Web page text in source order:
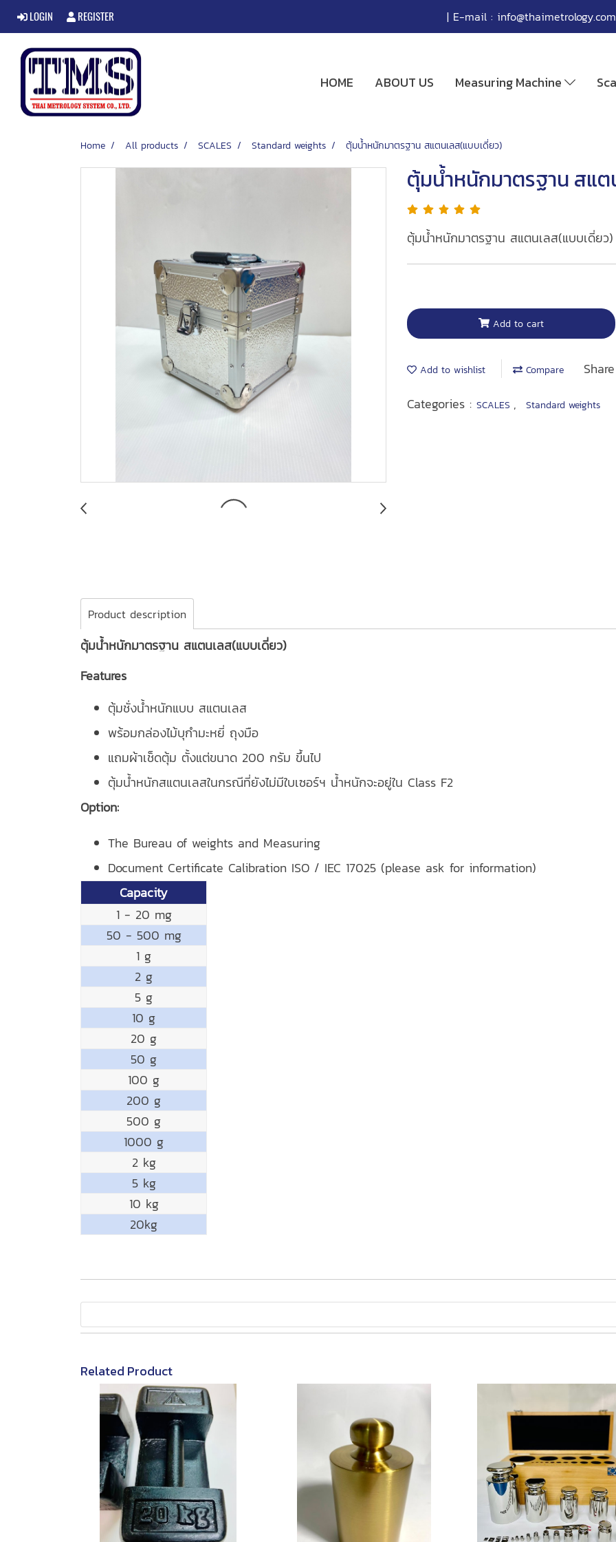
LOGIN REGISTER | E-mail : info@thaimetrology.com
HOME ABOUT US Measuring Machine
Home All products SCALES Standard weights ตุ้มน้ำหนักมาตรฐาน สแตนเลส(แบบเดี่ยว)
ตุ้มน้ำหนักมาตรฐาน สแต
ตุ้มน้ำหนักมาตรฐาน สแตนเลส(แบบเดี่ยว)
Add to cart
Add to wishlist Compare
Share
Categories : SCALES , Standard weights
Product description
ตุ้มน้ำหนักมาตรฐาน สแตนเลส(แบบเดี่ยว)
Features
ตุ้มชั่งน้ำหนักแบบ สแตนเลส
พร้อมกล่องไม้บุกำมะหยี่ ถุงมือ
แถมผ้าเช็ดตุ้ม ตั้งแต่ขนาด 200 กรัม ขึ้นไป
ตุ้มน้ำหนักสแตนเลสในกรณีที่ยังไม่มีใบเซอร์ฯ น้ำหนักจะอยู่ใน Class F2
Option:
The Bureau of weights and Measuring
Document Certificate Calibration ISO / IEC 17025 (please ask for information)
Capacity
1 - 20 mg
50 - 500 mg
1 g
2 g
5 g
10 g
20 g
50 g
100 g
200 g
500 g
1000 g
2 kg
5 kg
10 kg
20kg
Related Product